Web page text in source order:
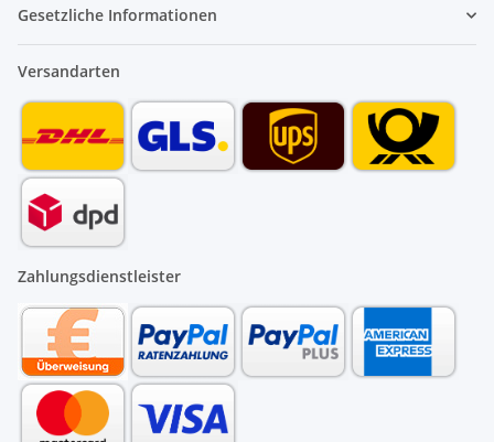
Gesetzliche Informationen
Versandarten
Zahlungsdienstleister